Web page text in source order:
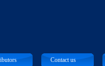
Contact us